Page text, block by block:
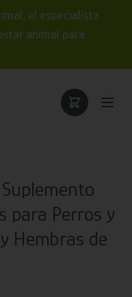
el especialista
animal para
para Perros y
Hembras de